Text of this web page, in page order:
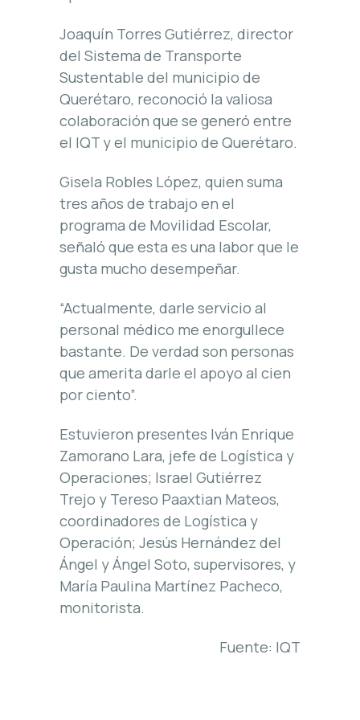
Joaquín Torres Gutiérrez, director
del Sistema de Transporte
Sustentable del municipio de
Querétaro, reconoció la valiosa
colaboración que se generó entre
el IQT y el municipio de Querétaro.
Gisela Robles López, quien suma
tres años de trabajo en el
programa de Movilidad Escolar,
señaló que esta es una labor que le
gusta mucho desempeñar.
“Actualmente, darle servicio al
personal médico me enorgullece
bastante. De verdad son personas
que amerita darle el apoyo al cien
por ciento”.
Estuvieron presentes Iván Enrique
Zamorano Lara, jefe de Logística y
Operaciones; Israel Gutiérrez
Trejo y Tereso Paaxtian Mateos,
coordinadores de Logística y
Operación; Jesús Hernández del
Ángel y Ángel Soto, supervisores, y
María Paulina Martínez Pacheco,
monitorista.
Fuente: IQT